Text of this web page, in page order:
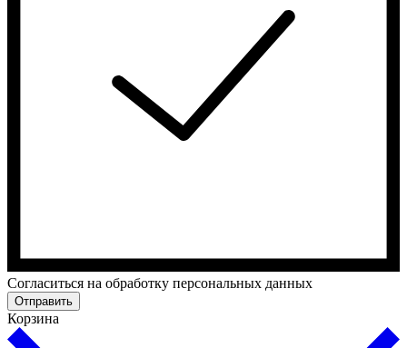
Cогласиться на обработку персональных данных
Отправить
Корзина